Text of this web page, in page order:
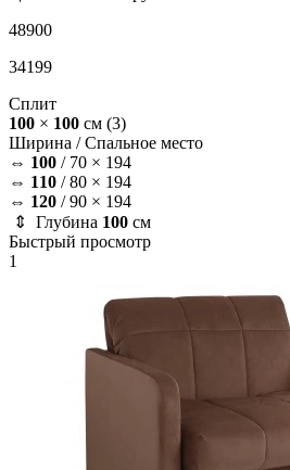
48900
34199
Сплит
100 × 100 см (3)
Ширина /Спальное место
⇔ 100 / 70 × 194
⇔ 110 /80 × 194
⇔ 120 /90 × 194
⇕ Глубина 100 см
Быстрый просмотр
1